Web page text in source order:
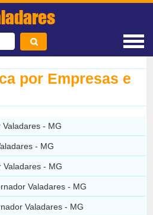
por Empresas e
- MG
- MG
Valadares - MG
Valadares - MG
Valadares - MG